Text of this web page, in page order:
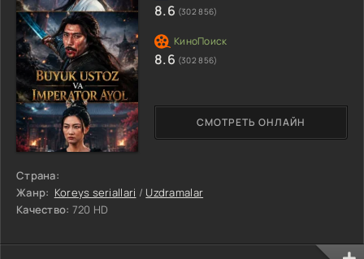
Страна:
Жанр: Koreys seriallari / Uzdramalar
Качество: 720 HD
СМОТРЕТЬ ОНЛАЙН
8.6 (302 856)
8.6 (302 856)